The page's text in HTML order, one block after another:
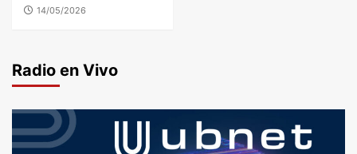
14/05/2026
Radio en Vivo